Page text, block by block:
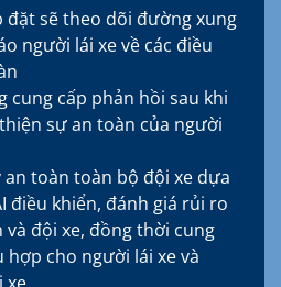
đặt sẽ theo dõi đường xung
người lái xe về các điều
cung cấp phản hồi sau khi
sự an toàn của người
toàn toàn bộ đội xe dựa
điều khiển, đánh giá rủi ro
và đội xe, đồng thời cung
hợp cho người lái xe và